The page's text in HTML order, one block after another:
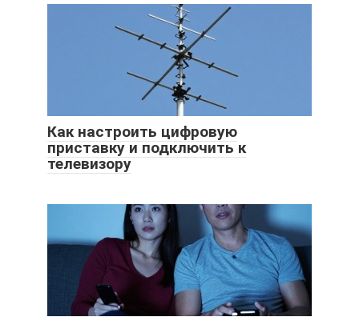
Как настроить цифровую
приставку и подключить к
телевизору